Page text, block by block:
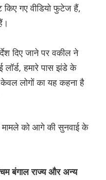
किए गए वीडियो फुटेज हैं,
दिए जाने पर वकील ने
लॉर्ड, हमारे पास झंडे के
केवल लोगों का यह कहना है
मामले को आगे की सुनवाई के
बंगाल राज्य और अन्य